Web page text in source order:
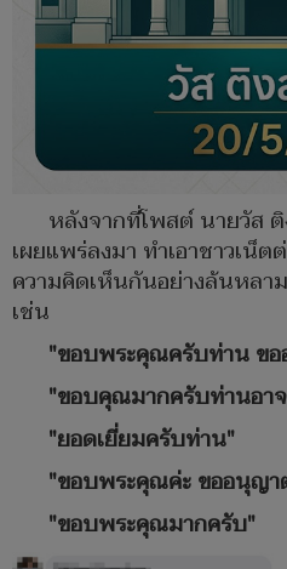
หลังจากที่โพสต์ นายวัส
เผยแพร่ลงมา ทำเอาชาวเน็ต
ความคิดเห็นกันอย่างล้นหลา
เช่น
"ขอบพระคุณ​ครับ​ท่าน​ ข
"ขอบคุณมากครับท่านอา
"ยอดเยี่ยมครับท่าน"
"ขอบพระคุณค่ะ ขออนุญ
"ขอบพระคุณมากครับ"